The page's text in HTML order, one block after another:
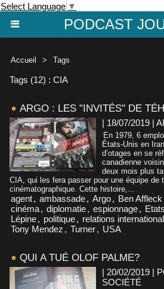
Select Language ▼
PODCAST
Accueil > Tags
Tags (12) : CIA
ARGO : LES "INVITÉS" DE
| 18/07/2019 |
En 1979, 6
États-Unis en
d’otages en se
canadienne
deux mois plus
CIA, qui les fera passer pour une équipe de
cinématographique. Cette histoire,...
agent, ambassade, Argo, Ben Affleck
cinéma, diplomatie, espionnage,
Lépine, politique, relations
Tony Mendez , Turner, USA
QUI A TUÉ OLOF PALME?
| 20/02/2019 |
SOCIÉTÉ